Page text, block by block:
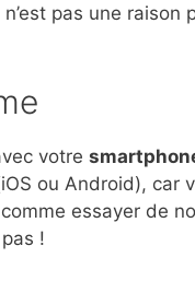
pas une raison
votre
ou Android), car
essayer de
!